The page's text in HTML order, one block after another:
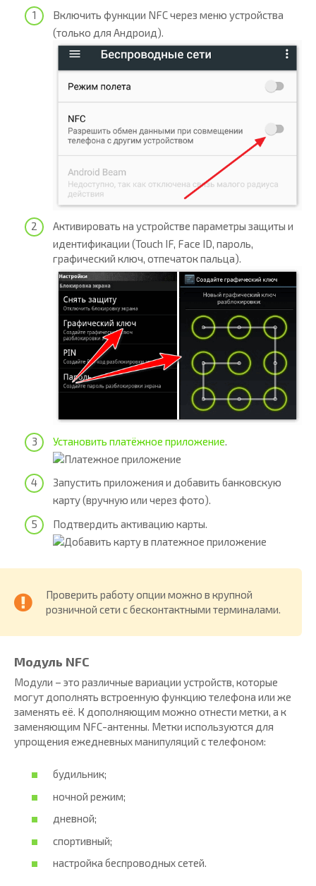
Включить функции NFC через меню устройства
(только для Андроид).
Активировать на устройстве параметры защиты и
идентификации (Touch IF, Face ID, пароль,
графический ключ, отпечаток пальца).
Установить платёжное приложение.
Запустить приложения и добавить банковскую
карту (вручную или через фото).
Подтвердить активацию карты.
Проверить работу опции можно в крупной
розничной сети с бесконтактными терминалами.
Модуль NFC
Модули – это различные вариации устройств, которые
могут дополнять встроенную функцию телефона или же
заменять её. К дополняющим можно отнести метки, а к
заменяющим NFC-антенны. Метки используются для
упрощения ежедневных манипуляций с телефоном:
будильник;
ночной режим;
дневной;
спортивный;
настройка беспроводных сетей.